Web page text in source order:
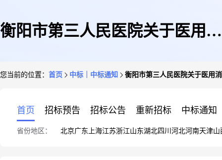
衡阳市第三人民医院关于医用消
您当前的位置： 首页 中标｜中标通知 衡阳市第三人民医院关于医用
首页 招标预告 招标公告 重新招标 中标通知
省份地区： 北京广东 上海江苏浙江山东湖北四川 河北河南天津山